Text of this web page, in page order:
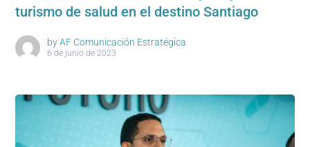
turismo de salud en el destino Santiago
by AF Comunicación Estratégica
6 de junio de 2023